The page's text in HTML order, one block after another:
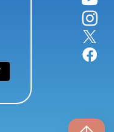
instagram
X
facebook